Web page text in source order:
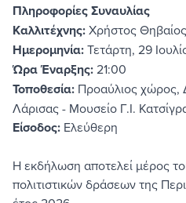
Πληροφορίες Συναυλίας
Καλλιτέχνης:Χρήστος Θηβαίος
Ημερομηνία:Τετάρτη, 29
Ώρα Έναρξης:21:00
Τοποθεσία: Προαύλιος χώρος,
Λάρισας - Μουσείο Γ.Ι.
Είσοδος: Ελεύθερη
Η εκδήλωση αποτελεί μέρος
πολιτιστικών δράσεων της